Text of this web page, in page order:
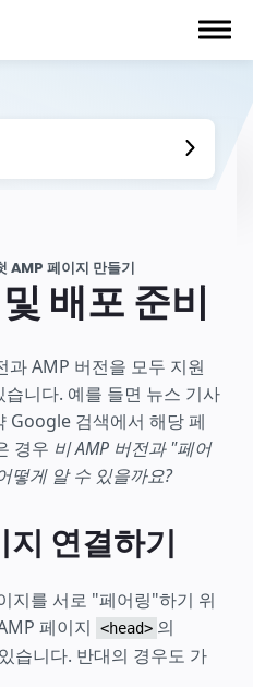
AMP 페이지 만들기
배포 준비
과 AMP 버전을 모두 지원
니다. 예를 들면 뉴스 기사
Google 검색에서 해당 페
경우 비 AMP 버전과 "페어
떻게 알 수 있을까요?
지 연결하기
지를 서로 "페어링"하기 위
페이지
<head> 의
습니다. 반대의 경우도 가